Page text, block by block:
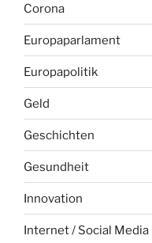
Corona
Europaparlament
Europapolitik
Geld
Geschichten
Gesundheit
Innovation
Internet / Social Media